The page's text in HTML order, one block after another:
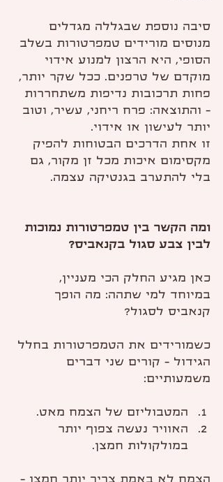
סיבה נוספת שבגללה מגדלים
מנוסים מורידים טמפרטורות בשלב
הסופי, היא הרצון למנוע אידוי
מוקדם של טרפנים. ככל שקר יותר,
פחות תרכובות נדיפות משתחררות
- והתוצאה: פרח ריחני, עשיר, וטוב
יותר לעישון או אידוי.
זו אחת הדרכים הבטוחות להפיק
מקסימום איכות מכל זן מקור, גם
בלי להתערב בגנטיקה עצמה.
ומה הקשר בין טמפרטורות נמוכות
לבין צבע סגול בקנאביס?
כאן מגיע החלק הכי מעניין,
במיוחד למי שתהה: מה הופך
קנאביס לסגול?
כשמורידים את הטמפרטורות בחלל
הגידול - קורים שני דברים
משמעותיים:
המטבוליזם של הצמח מאט.
האוויר נעשה צפוף יותר
במולקולות חמצן.
הצמח לא באמת צריך יותר חמצן -